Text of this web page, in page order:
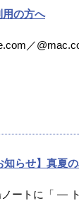
用の方へ
／
知らせ】真夏
ノートに「 ―